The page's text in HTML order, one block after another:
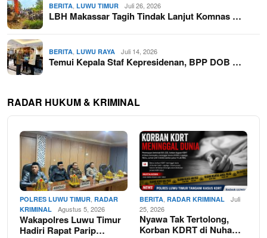
BERITA LUWU TIMUR Juli 26, 2026
LBH Makassar Tagih Tindak Lanjut Komnas …
BERITA LUWU RAYA Juli 14, 2026
Temui Kepala Staf Kepresidenan, BPP DOB …
RADAR HUKUM & KRIMINAL
POLRES LUWU TIMUR, RADAR
KRIMINAL
Agustus 5, 2026
Wakapolres Luwu Timur
Hadiri Rapat Parip…
BERITA, RADAR KRIMINAL
Juli
25, 2026
Nyawa Tak Tertolong,
Korban KDRT di Nuha…